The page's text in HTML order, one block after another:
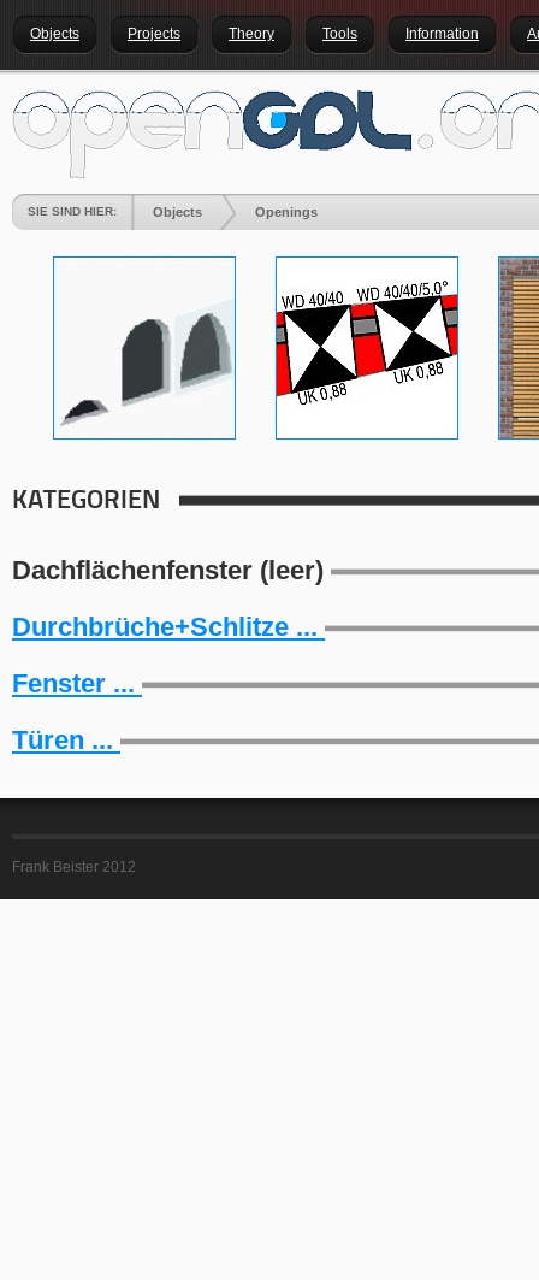
Objects Projects Theory Tools Information
SIE SIND HIER: Objects Openings
KATEGORIEN
Dachflächenfenster (leer)
Durchbrüche+Schlitze ...
Fenster ...
Türen ...
Frank Beister 2012